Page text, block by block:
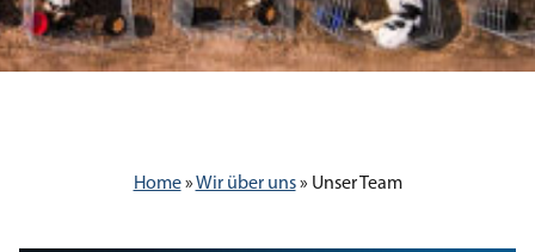
Home»Wir über uns» Unser Team